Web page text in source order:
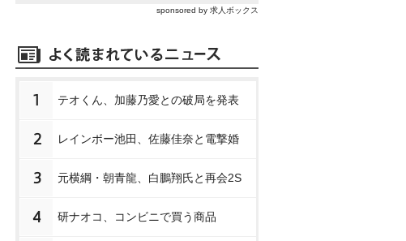
sponsored by 求人ボックス
1 テオくん、加藤乃愛との破局を発表
2 レインボー池田、佐藤佳奈と電撃婚
3 元横綱・朝青龍、白鵬翔氏と再会2S
4 研ナオコ、コンビニで買う商品